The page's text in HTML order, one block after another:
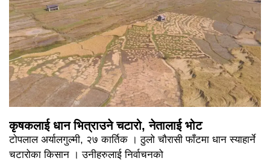
कृषकलाई धान भित्राउने चटारो, नेतालाई भोट
टोपलाल अर्यालगुल्मी, २७ कार्तिक । ठुलो चौरासी फाँटमा धान स्याहार्ने
चटारोका किसान । उनीहरुलाई निर्वाचनको